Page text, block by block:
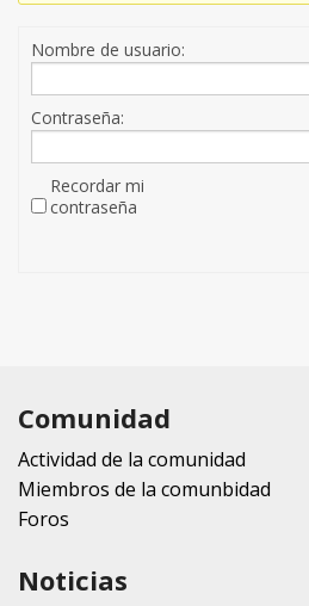
Nombre de usuario:
Contraseña:
Recordar mi
contraseña
Comunidad
Actividad de la comunidad
Miembros de la comunbidad
Foros
Noticias